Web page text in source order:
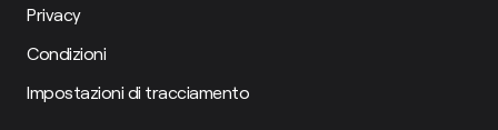
Privacy
Condizioni
Impostazioni di tracciamento